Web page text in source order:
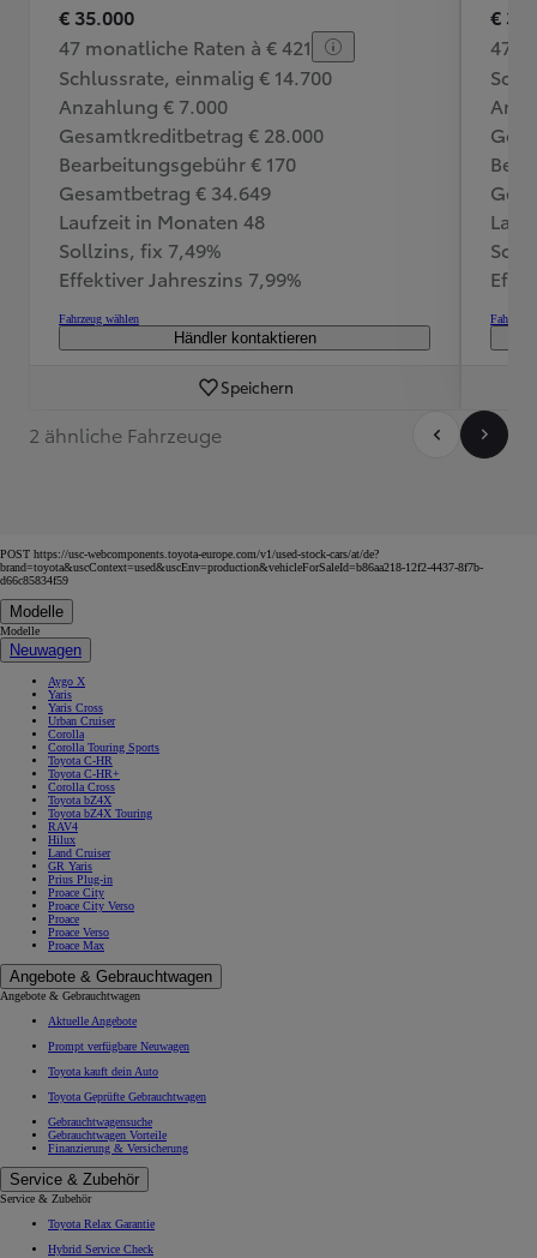
€ 35.000
47 monatliche Raten à € 421
Schlussrate, einmalig € 14.700
Anzahlung € 7.000
Gesamtkreditbetrag € 28.000
Bearbeitungsgebühr € 170
Gesamtbetrag € 34.649
Laufzeit in Monaten 48
Sollzins, fix 7,49%
Effektiver Jahreszins 7,99%
Fahrzeug wählen
Händler kontaktieren
Speichern
€
47
Fahrzeug
2 ähnliche Fahrzeuge
POST https://usc-webcomponents.toyota-europe.com/v1/used-stock-cars/at/de?
brand=toyota&uscContext=used&uscEnv=production&vehicleForSaleId=b86aa218-12f2-4437-8f7b-
d66c85834f59
Modelle
Modelle
Neuwagen
Aygo X
Yaris
Yaris Cross
Urban Cruiser
Corolla
Corolla Touring Sports
Toyota C-HR
Toyota C-HR+
Corolla Cross
Toyota bZ4X
Toyota bZ4X Touring
RAV4
Hilux
Land Cruiser
GR Yaris
Prius Plug-in
Proace City
Proace City Verso
Proace
Proace Verso
Proace Max
Angebote & Gebrauchtwagen
Angebote & Gebrauchtwagen
Aktuelle Angebote
Prompt verfügbare Neuwagen
Toyota kauft dein Auto
Toyota Geprüfte Gebrauchtwagen
Gebrauchtwagensuche
Gebrauchtwagen Vorteile
Finanzierung & Versicherung
Service & Zubehör
Service & Zubehör
Toyota Relax Garantie
Hybrid Service Check